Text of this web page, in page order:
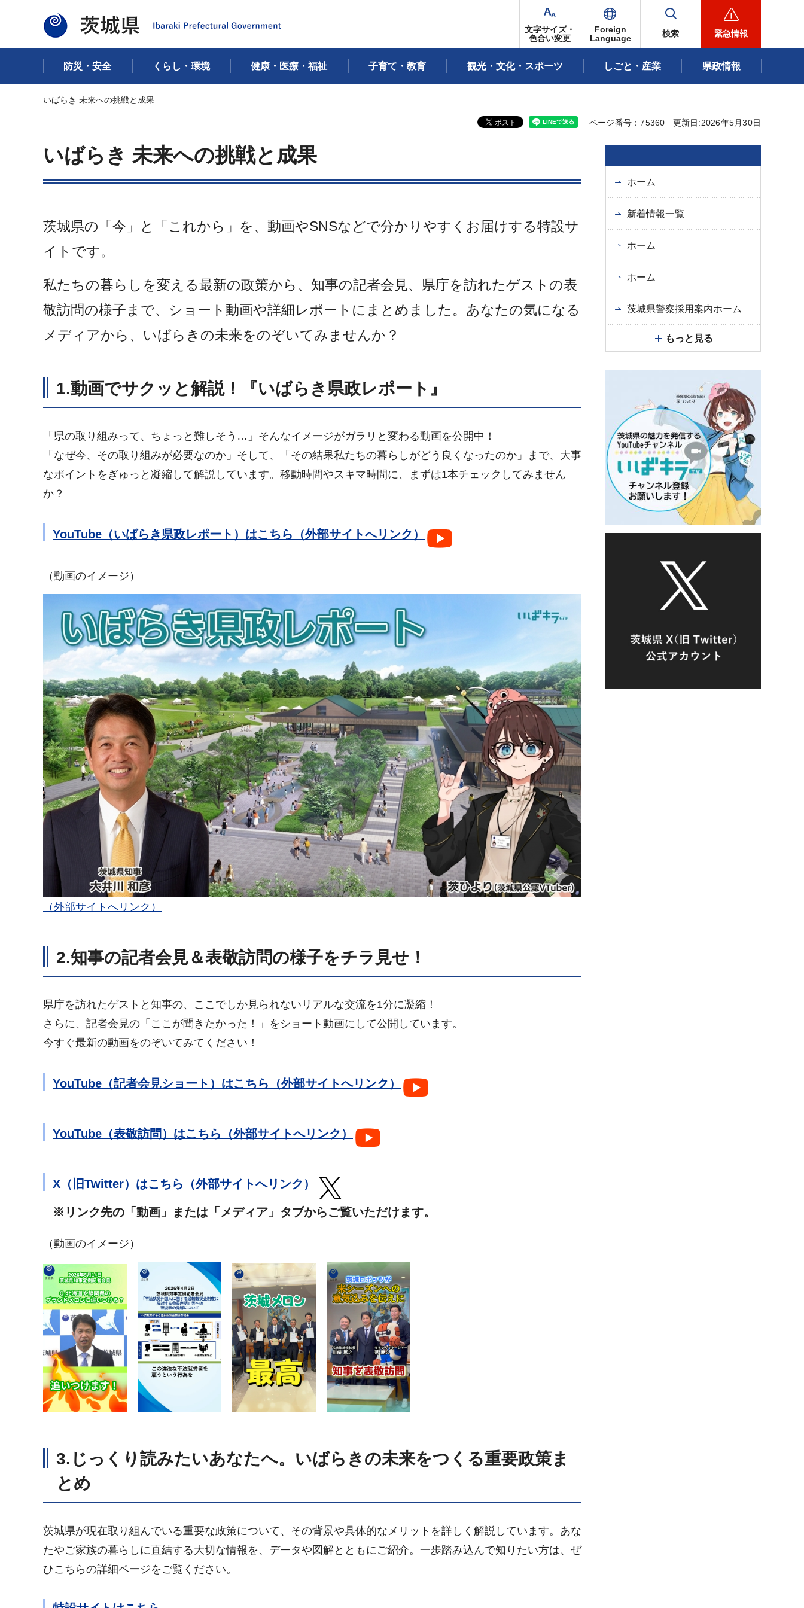
茨城県
文字サイズ・
色合い変更
Foreign
Language
検索 緊急情報
防災・安全 くらし・環境 健康・医療・福祉 子育て・教育 観光・文化・スポーツ しごと・産業 県政情報
いばらき 未来への挑戦と成果
ページ番号：75360 更新日:2026年5月30日
いばらき 未来への挑戦と成果
茨城県の「今」と「これから」を、動画やSNSなどで分かりやすくお届けする特設サ
イトです。
私たちの暮らしを変える最新の政策から、知事の記者会見、県庁を訪れたゲストの表
敬訪問の様子まで、ショート動画や詳細レポートにまとめました。あなたの気になる
メディアから、いばらきの未来をのぞいてみませんか？
1.動画でサクッと解説！『いばらき県政レポート』
「県の取り組みって、ちょっと難しそう…」そんなイメージがガラリと変わる動画を公開中！
「なぜ今、その取り組みが必要なのか」そして、「その結果私たちの暮らしがどう良くなったのか」まで、大事
なポイントをぎゅっと凝縮して解説しています。移動時間やスキマ時間に、まずは1本チェックしてみません
か？
YouTube（いばらき県政レポート）はこちら（外部サイトへリンク）
（動画のイメージ）
（外部サイトへリンク）
2.知事の記者会見＆表敬訪問の様子をチラ見せ！
県庁を訪れたゲストと知事の、ここでしか見られないリアルな交流を1分に凝縮！
さらに、記者会見の「ここが聞きたかった！」をショート動画にして公開しています。
今すぐ最新の動画をのぞいてみてください！
YouTube（記者会見ショート）はこちら（外部サイトへリンク）
YouTube（表敬訪問）はこちら（外部サイトへリンク）
X（旧Twitter）はこちら（外部サイトへリンク）
※リンク先の「動画」または「メディア」タブからご覧いただけます。
（動画のイメージ）
3.じっくり読みたいあなたへ。いばらきの未来をつくる重要政策ま
とめ
茨城県が現在取り組んでいる重要な政策について、その背景や具体的なメリットを詳しく解説しています。あな
たやご家族の暮らしに直結する大切な情報を、データや図解とともにご紹介。一歩踏み込んで知りたい方は、ぜ
ひこちらの詳細ページをご覧ください。
ホーム
新着情報一覧
ホーム
ホーム
茨城県警察採用案内ホーム
もっと見る